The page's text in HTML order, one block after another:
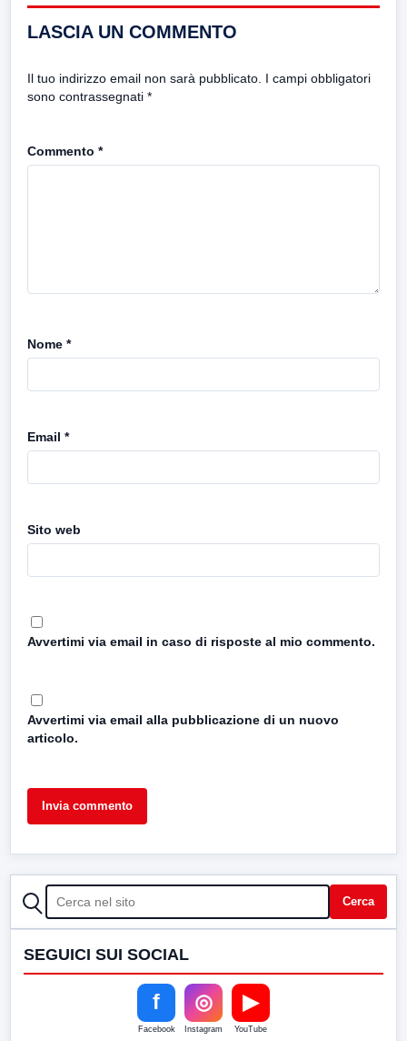
LASCIA UN COMMENTO
Il tuo indirizzo email non sarà pubblicato. I campi obbligatori
sono contrassegnati *
Commento *
Nome *
Email *
Sito web
Avvertimi via email in caso di risposte al mio commento.
Avvertimi via email alla pubblicazione di un nuovo
articolo.
CERCA Cerca
SEGUICI SUI SOCIAL
f
Facebook
◎
Instagram
▶
YouTube